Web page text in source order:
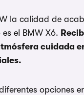
la calidad de
el BMW X6.
cuidada
opciones